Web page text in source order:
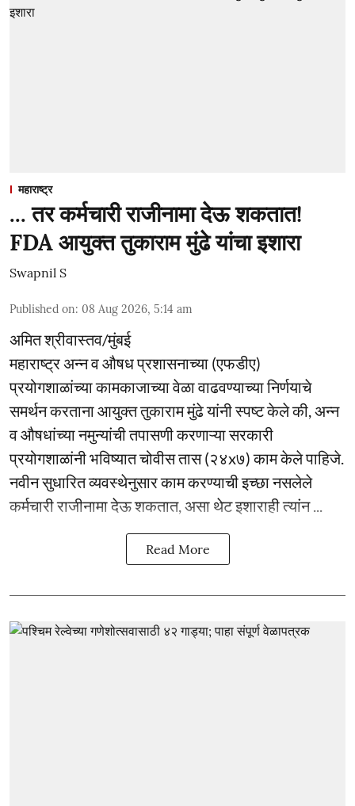
महाराष्ट्र
... तर कर्मचारी राजीनामा देऊ शकतात!
FDA आयुक्त तुकाराम मुंढे यांचा इशारा
Swapnil S
Published on: 08 Aug 2026, 5:14 am
अमित श्रीवास्तव/मुंबई
महाराष्ट्र अन्न व औषध प्रशासनाच्या (एफडीए)
प्रयोगशाळांच्या कामकाजाच्या वेळा वाढवण्याच्या निर्णयाचे
समर्थन करताना आयुक्त तुकाराम मुंढे यांनी स्पष्ट केले की, अन्न
व औषधांच्या नमुन्यांची तपासणी करणाऱ्या सरकारी
प्रयोगशाळांनी भविष्यात चोवीस तास (२४x७) काम केले पाहिजे.
नवीन सुधारित व्यवस्थेनुसार काम करण्याची इच्छा नसलेले
कर्मचारी राजीनामा देऊ शकतात, असा थेट इशाराही त्यांन ...
Read More